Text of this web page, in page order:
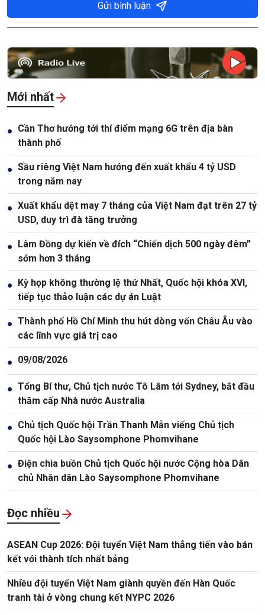
Gửi bình luận
Mới nhất
● Cần Thơ hướng tới thí điểm mạng 6G trên địa bàn
thành phố
● Sầu riêng Việt Nam hướng đến xuất khẩu 4 tỷ USD
trong năm nay
● Xuất khẩu dệt may 7 tháng của Việt Nam đạt trên 27 tỷ
USD, duy trì đà tăng trưởng
● Lâm Đồng dự kiến về đích “Chiến dịch 500 ngày đêm”
sớm hơn 3 tháng
● Kỳ họp không thường lệ thứ Nhất, Quốc hội khóa XVI,
tiếp tục thảo luận các dự án Luật
● Thành phố Hồ Chí Minh thu hút dòng vốn Châu Âu vào
các lĩnh vực giá trị cao
● 09/08/2026
● Tổng Bí thư, Chủ tịch nước Tô Lâm tới Sydney, bắt đầu
thăm cấp Nhà nước Australia
● Chủ tịch Quốc hội Trần Thanh Mẫn viếng Chủ tịch
Quốc hội Lào Saysomphone Phomvihane
● Điện chia buồn Chủ tịch Quốc hội nước Cộng hòa Dân
chủ Nhân dân Lào Saysomphone Phomvihane
Đọc nhiều
ASEAN Cup 2026: Đội tuyển Việt Nam thẳng tiến vào bán
kết với thành tích nhất bảng
Nhiều đội tuyển Việt Nam giành quyền đến Hàn Quốc
tranh tài ở vòng chung kết NYPC 2026